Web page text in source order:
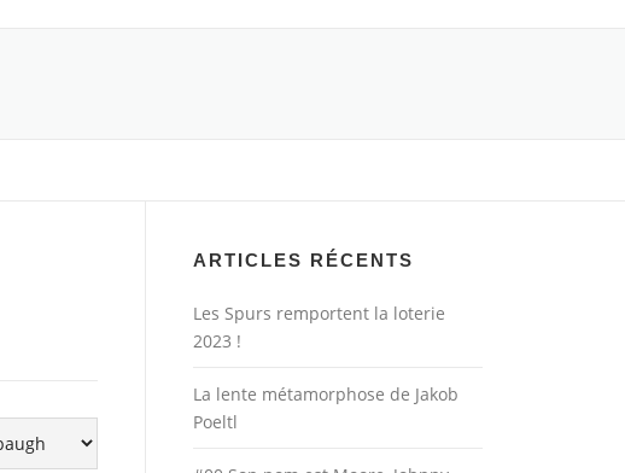
ARTICLES RÉCENTS
Les Spurs remportent la loterie
2023 !
La lente métamorphose de Jakob
Poeltl